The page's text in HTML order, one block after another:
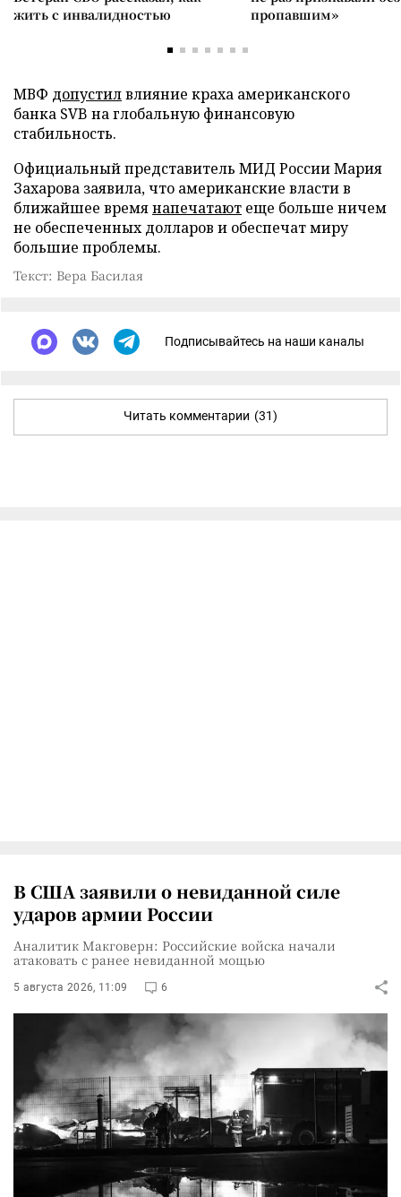
жить с инвалидностью
пропавшим»
МВФ допустилвлияние краха американского
банка SVB на глобальную финансовую
стабильность.
Официальный представитель МИД России Мария
Захарова заявила, что американские власти в
ближайшее времянапечатают еще больше ничем
не обеспеченных долларов и обеспечат миру
большие проблемы.
Текст: Вера Басилая
Подписывайтесь на наши каналы
Читать комментарии (31)
В США заявили о невиданной силе
ударов армии России
Аналитик Макговерн: Российские войска начали
атаковать с ранее невиданной мощью
5 августа 2026, 11:09 6